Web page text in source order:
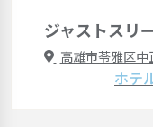
ジャストスリ
高雄市苓雅区
ホテ